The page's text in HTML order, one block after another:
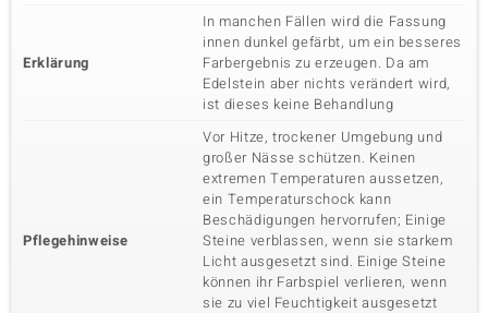
Erklärung
In manchen Fällen wird die Fassung
innen dunkel gefärbt, um ein besseres
Farbergebnis zu erzeugen. Da am
Edelstein aber nichts verändert wird,
ist dieses keine Behandlung
Pflegehinweise
Vor Hitze, trockener Umgebung und
großer Nässe schützen. Keinen
extremen Temperaturen aussetzen,
ein Temperaturschock kann
Beschädigungen hervorrufen; Einige
Steine verblassen, wenn sie starkem
Licht ausgesetzt sind. Einige Steine
können ihr Farbspiel verlieren, wenn
sie zu viel Feuchtigkeit ausgesetzt